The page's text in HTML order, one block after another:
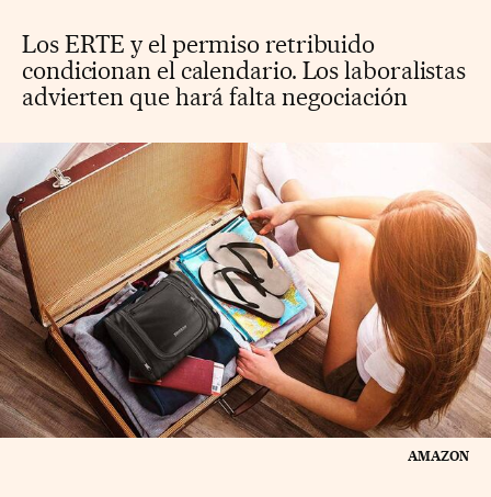
Los ERTE y el permiso retribuido
condicionan el calendario. Los laboralistas
advierten que hará falta negociación
AMAZON